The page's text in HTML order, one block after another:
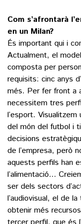
Com s’afrontarà
en un Milan?
És important qui i
Actualment, el
composta per
requisits: cinc anys
més. Per fer front a
necessitem tres
l’esport.
del món del futbol i
decisions
de l’empresa, però
aquests perfils han
l’alimentació…
ser dels sectors
l’audiovisual, el de
obtenir més